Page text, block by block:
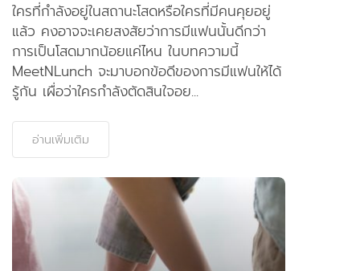
ใครที่กำลังอยู่ในสถานะโสดหรือใครที่มีคนคุยอยู่
แล้ว คงอาจจะเคยสงสัยว่าการมีแฟนนั้นดีกว่า
การเป็นโสดมากน้อยแค่ไหน ในบทความนี้
MeetNLunch จะมาบอกข้อดีของการมีแฟนให้ได้
รู้กัน เผื่อว่าใครกำลังตัดสินใจอย...
อ่านเพิ่มเติม